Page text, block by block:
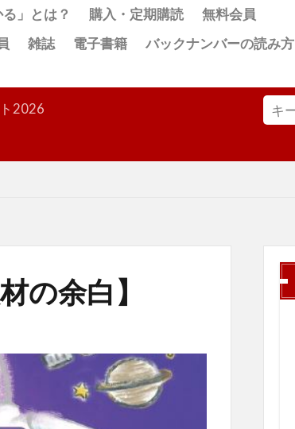
る」とは？ 購入・定期購読
無料会員
雑誌 電子書籍
バックナンバーの読み方
2026
の余白】
検索